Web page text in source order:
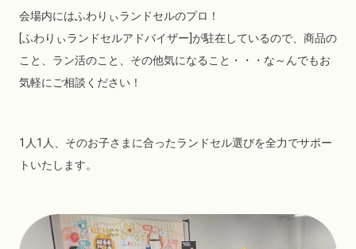
会場内にはふわりぃランドセルのプロ！
[ふわりぃランドセルアドバイザー]が駐在しているので、商品の
こと、ラン活のこと、その他気になること・・・な～んでもお
気軽にご相談ください！
1人1人、そのお子さまに合ったランドセル選びを全力でサポー
トいたします。